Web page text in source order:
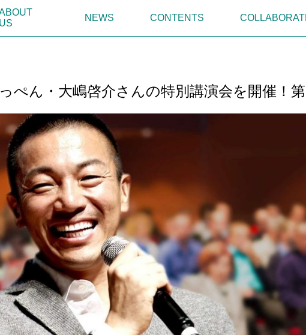
US
NEWS CONTENTS
ぺん・大嶋啓介さんの特別講演会を開催！